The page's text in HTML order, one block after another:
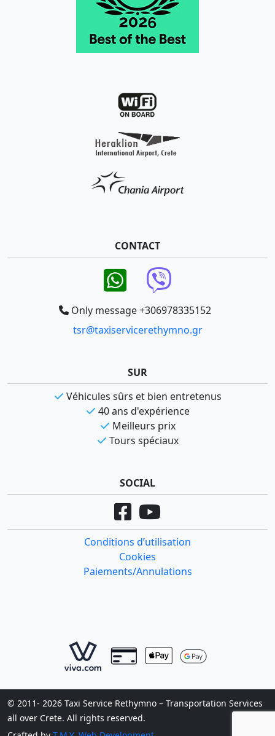
CONTACT
Only message +306978335152
tsr@taxiservicerethymno.gr
SUR
Véhicules sûrs et bien entretenus
40 ans d'expérience
Meilleurs prix
Tours spéciaux
SOCIAL
Conditions d’utilisation
Cookies
Paiements/Annulations
© 2011- 2026 Taxi Service Rethymno – Transportation Services
all over Crete. All rights reserved.